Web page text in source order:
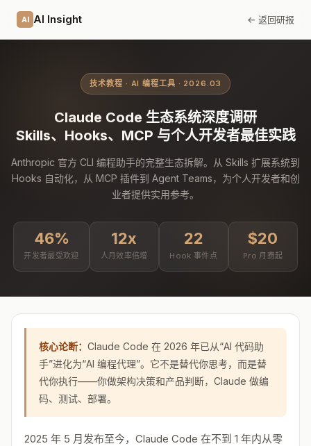
AI AI Insight ← 返回研报
技术教程 · AI 编程工具 · 2026.03
Claude Code 生态系统深度调研
Skills、Hooks、MCP 与个人开发者最佳实践
Anthropic 官方 CLI 编程助手的完整生态拆解。从 Skills 扩展系统到
Hooks 自动化，从 MCP 插件到 Agent Teams，为个人开发者和创
业者提供实用参考。
46%
开发者最受欢迎
12x
人月效率倍增
22
Hook 事件点
$20
Pro 月费起
核心论断： Claude Code 在 2026 年已从“AI 代码助
手”进化为“AI 编程代理”。它不是替代你思考，而是替
代你执行——你做架构决策和产品判断，Claude 做编
码、测试、部署。
2025 年 5 月发布至今，Claude Code 在不到 1 年内从零